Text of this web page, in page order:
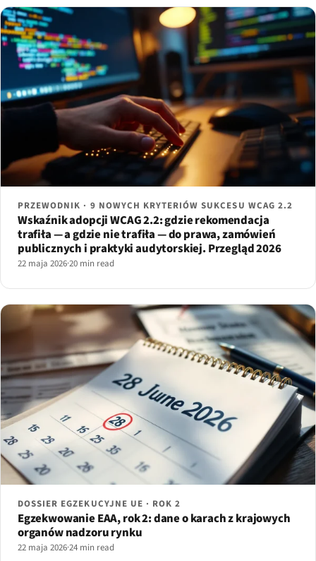
PRZEWODNIK · 9 NOWYCH KRYTERIÓW SUKCESU WCAG 2.2
Wskaźnik adopcji WCAG 2.2: gdzie rekomendacja
trafiła — a gdzie nie trafiła — do prawa, zamówień
publicznych i praktyki audytorskiej. Przegląd 2026
22 maja 2026·20 min read
DOSSIER EGZEKUCYJNE UE · ROK 2
Egzekwowanie EAA, rok 2: dane o karach z krajowych
organów nadzoru rynku
22 maja 2026·24 min read